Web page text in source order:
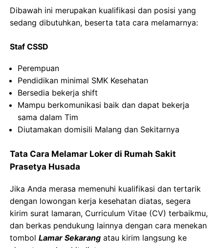
Dibawah ini merupakan kualifikasi dan posisi yang
sedang dibutuhkan, beserta tata cara melamarnya:
Staf CSSD
Perempuan
Pendidikan minimal SMK Kesehatan
Bersedia bekerja shift
Mampu berkomunikasi baik dan dapat bekerja
sama dalam Tim
Diutamakan domisili Malang dan Sekitarnya
Tata Cara Melamar Loker di Rumah Sakit
Prasetya Husada
Jika Anda merasa memenuhi kualifikasi dan tertarik
dengan lowongan kerja kesehatan diatas, segera
kirim surat lamaran, Curriculum Vitae (CV) terbaikmu,
dan berkas pendukung lainnya dengan cara menekan
tombol Lamar Sekarang atau kirim langsung ke